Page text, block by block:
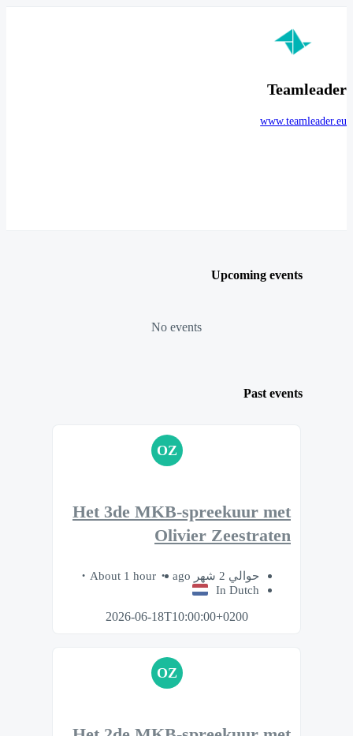
Teamleader
www.teamleader.eu
Upcoming events
No events
Past events
OZ
Het 3de MKB-spreekuur met
Olivier Zeestraten
حوالي 2 شهر ago
About 1 hour
In Dutch
2026-06-18T10:00:00+0200
OZ